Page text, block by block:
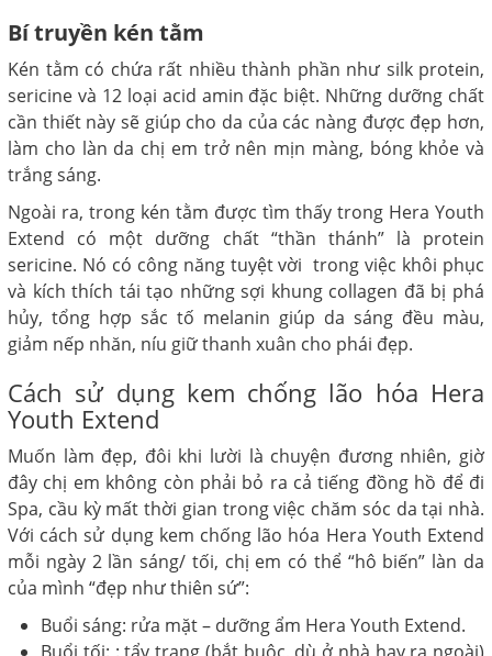
Bí truyền kén tằm
Kén tằm có chứa rất nhiều thành phần như silk protein,
sericine và 12 loại acid amin đặc biệt. Những dưỡng chất
cần thiết này sẽ giúp cho da của các nàng được đẹp hơn,
làm cho làn da chị em trở nên mịn màng, bóng khỏe và
trắng sáng.
Ngoài ra, trong kén tằm được tìm thấy trong Hera Youth
Extend có một dưỡng chất “thần thánh” là protein
sericine. Nó có công năng tuyệt vời trong việc khôi phục
và kích thích tái tạo những sợi khung collagen đã bị phá
hủy, tổng hợp sắc tố melanin giúp da sáng đều màu,
giảm nếp nhăn, níu giữ thanh xuân cho phái đẹp.
Cách sử dụng kem chống lão hóa Hera
Youth Extend
Muốn làm đẹp, đôi khi lười là chuyện đương nhiên, giờ
đây chị em không còn phải bỏ ra cả tiếng đồng hồ để đi
Spa, cầu kỳ mất thời gian trong việc chăm sóc da tại nhà.
Với cách sử dụng kem chống lão hóa Hera Youth Extend
mỗi ngày 2 lần sáng/ tối, chị em có thể “hô biến” làn da
của mình “đẹp như thiên sứ”:
Buổi sáng: rửa mặt – dưỡng ẩm Hera Youth Extend.